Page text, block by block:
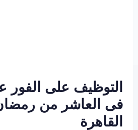
التوظيف على الفور
فى العاشر من
القاهرة